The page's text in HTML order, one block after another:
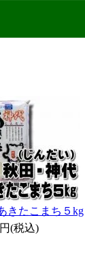
きたこまち５kg
(税込)